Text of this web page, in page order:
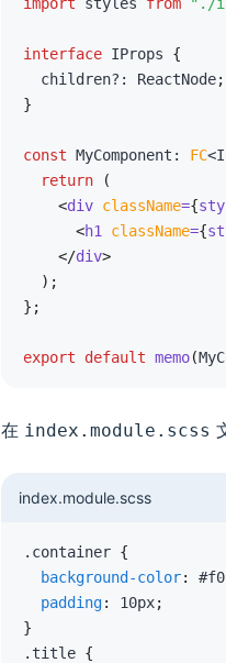
interface IProps
{
  children
? : ReactNode;
}
const MyComponent : FC<
return
(
<div className={
<h1 className={
</div>
) ;
} ;
export default memo(
在 index.module.scss
index.module.scss
.container {
background-color:
padding: 10px;
}
.title {